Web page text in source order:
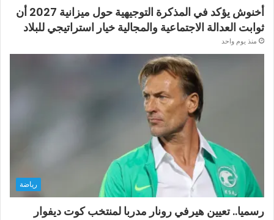
أخنوش يؤكد في المذكرة التوجيهية حول ميزانية 2027 أن
ثوابت العدالة الاجتماعية والمجالية خيار استراتيجي للبلاد
منذ يوم واحد
رياضة
رسميا.. تعيين هيرفي رونار مدربا لمنتخب كوت ديفوار